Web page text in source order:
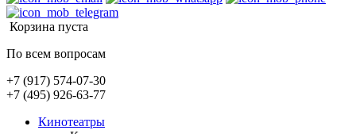
Корзина пуста
По всем вопросам
+7 (917) 574-07-30
+7 (495) 926-63-77
Кинотеатры